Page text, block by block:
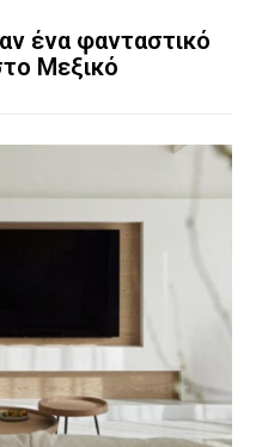
ένα φανταστικό
Μεξικό